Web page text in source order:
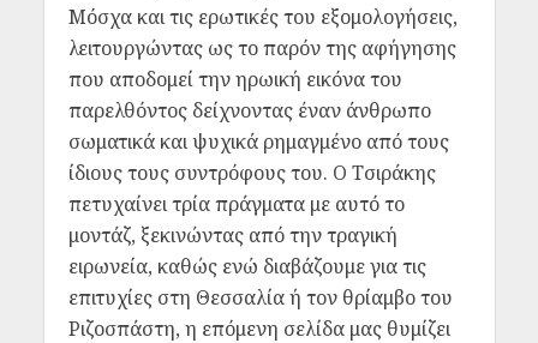
Μόσχα και τις ερωτικές του εξομολογήσεις,
λειτουργώντας ως το παρόν της αφήγησης
που αποδομεί την ηρωική εικόνα του
παρελθόντος δείχνοντας έναν άνθρωπο
σωματικά και ψυχικά ρημαγμένο από τους
ίδιους τους συντρόφους του. Ο Τσιράκης
πετυχαίνει τρία πράγματα με αυτό το
μοντάζ, ξεκινώντας από την τραγική
ειρωνεία, καθώς ενώ διαβάζουμε για τις
επιτυχίες στη Θεσσαλία ή τον θρίαμβο του
Ριζοσπάστη, η επόμενη σελίδα μας θυμίζει